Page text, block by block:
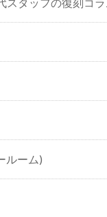
ルーム)